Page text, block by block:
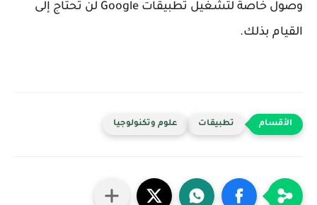
وصول خاصة لتشغيل تطبيقات Google لن تحتاج إلى
القيام بذلك.
تطبيقات علوم وتكنولوجيا